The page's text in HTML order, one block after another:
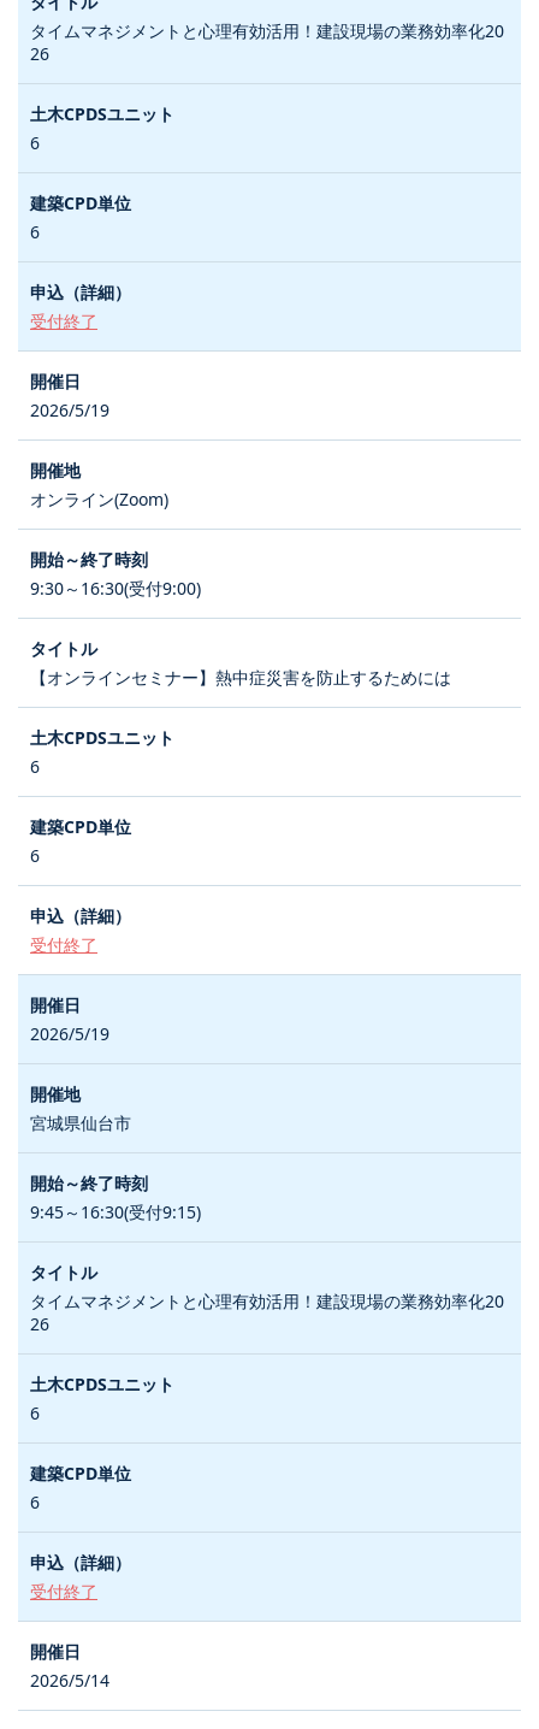
タイムマネジメントと心理有効活用！建設現場の業務効率化20
26
6
6
受付終了
2026/5/19
オンライン(Zoom)
9:30～16:30(受付9:00)
【オンラインセミナー】熱中症災害を防止するためには
6
6
受付終了
2026/5/19
宮城県仙台市
9:45～16:30(受付9:15)
タイムマネジメントと心理有効活用！建設現場の業務効率化20
26
6
6
受付終了
2026/5/14